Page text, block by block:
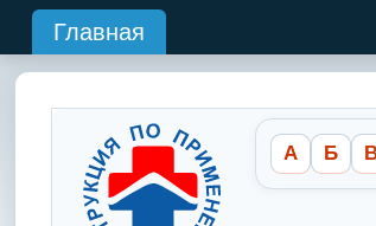
Главная
А Б